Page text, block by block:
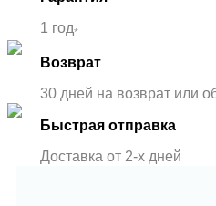
1 год*
Возврат
30 дней на возврат или
Быстрая отправка
Доставка от 2-x дней